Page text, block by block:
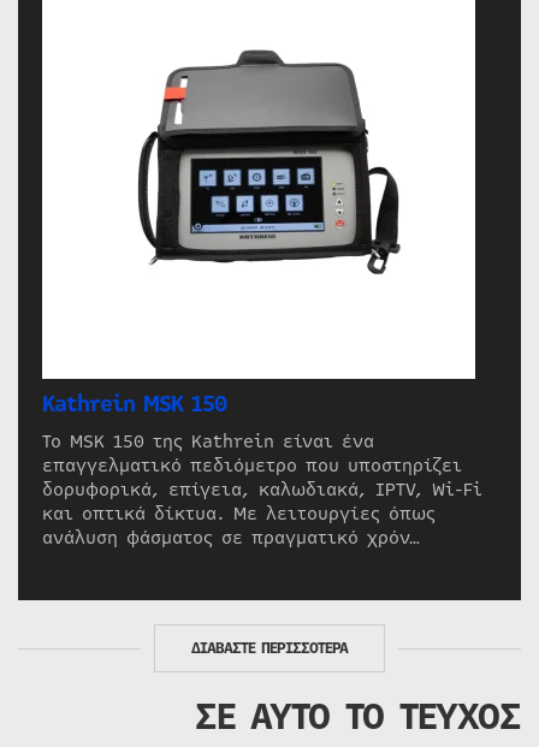
Kathrein MSK 150
Το MSK 150 της Kathrein είναι ένα
επαγγελματικό πεδιόμετρο που υποστηρίζει
δορυφορικά, επίγεια, καλωδιακά, IPTV, Wi-Fi
και οπτικά δίκτυα. Με λειτουργίες όπως
ανάλυση φάσματος σε πραγματικό χρόν…
ΔΙΑΒΑΣΤΕ ΠΕΡΙΣΣΟΤΕΡΑ
ΣΕ ΑΥΤΟ ΤΟ ΤΕΥΧΟΣ